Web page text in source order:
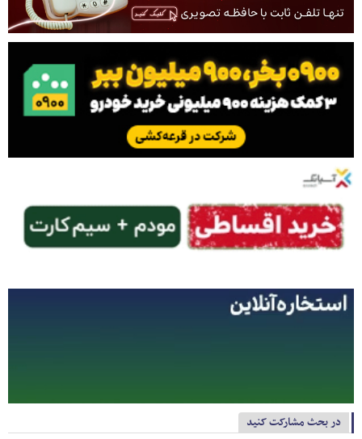
در بحث مشارکت کنید